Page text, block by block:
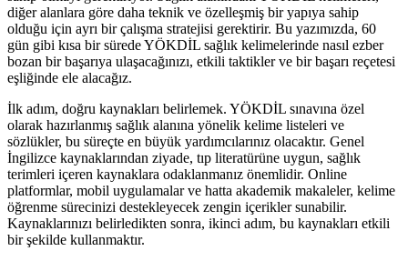
diğer alanlara göre daha teknik ve özelleşmiş bir yapıya sahip
olduğu için ayrı bir çalışma stratejisi gerektirir. Bu yazımızda, 60
gün gibi kısa bir sürede YÖKDİL sağlık kelimelerinde nasıl ezber
bozan bir başarıya ulaşacağınızı, etkili taktikler ve bir başarı reçetesi
eşliğinde ele alacağız.
İlk adım, doğru kaynakları belirlemek. YÖKDİL sınavına özel
olarak hazırlanmış sağlık alanına yönelik kelime listeleri ve
sözlükler, bu süreçte en büyük yardımcılarınız olacaktır. Genel
İngilizce kaynaklarından ziyade, tıp literatürüne uygun, sağlık
terimleri içeren kaynaklara odaklanmanız önemlidir. Online
platformlar, mobil uygulamalar ve hatta akademik makaleler, kelime
öğrenme sürecinizi destekleyecek zengin içerikler sunabilir.
Kaynaklarınızı belirledikten sonra, ikinci adım, bu kaynakları etkili
bir şekilde kullanmaktır.